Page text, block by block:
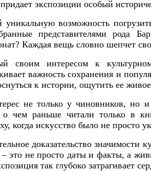
экспозиции особый
уникальную возможность
представителями рода
Каждая вещь словно шепчет
своим интересом к
важность сохранения и
к истории, ощутить ее
не только у чиновников,
о чем раньше читали только в
когда искусство было не
доказательство значимости
это не просто даты и факты, а
так глубоко затрагивает